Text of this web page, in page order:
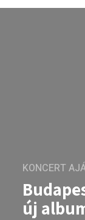
KONCERT
új